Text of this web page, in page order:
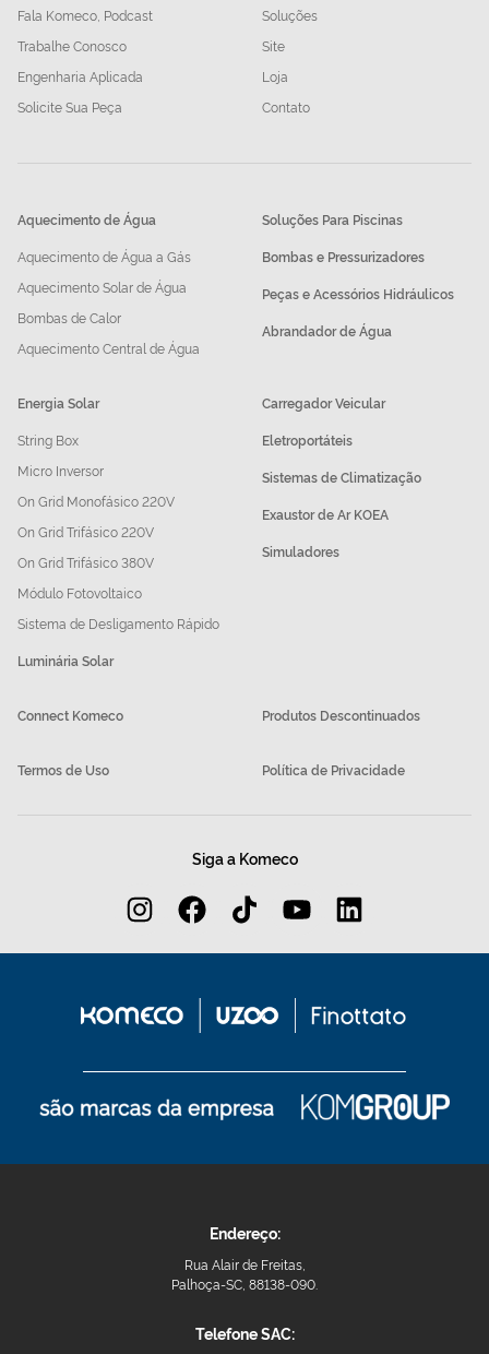
Fala Komeco, Podcast
Trabalhe Conosco
Engenharia Aplicada
Solicite Sua Peça
Soluções
Site
Loja
Contato
Aquecimento de Água
Aquecimento de Água a Gás
Aquecimento Solar de Água
Bombas de Calor
Aquecimento Central de Água
Soluções Para Piscinas
Bombas e Pressurizadores
Peças e Acessórios Hidráulicos
Abrandador de Água
Energia Solar
String Box
Micro Inversor
On Grid Monofásico 220V
On Grid Trifásico 220V
On Grid Trifásico 380V
Módulo Fotovoltaico
Sistema de Desligamento Rápido
Luminária Solar
Carregador Veicular
Eletroportáteis
Sistemas de Climatização
Exaustor de Ar KOEA
Simuladores
Connect Komeco Produtos Descontinuados
Termos de Uso Política de Privacidade
Siga a Komeco
Endereço:
Rua Alair de Freitas,
Palhoça-SC, 88138-090.
Telefone SAC: